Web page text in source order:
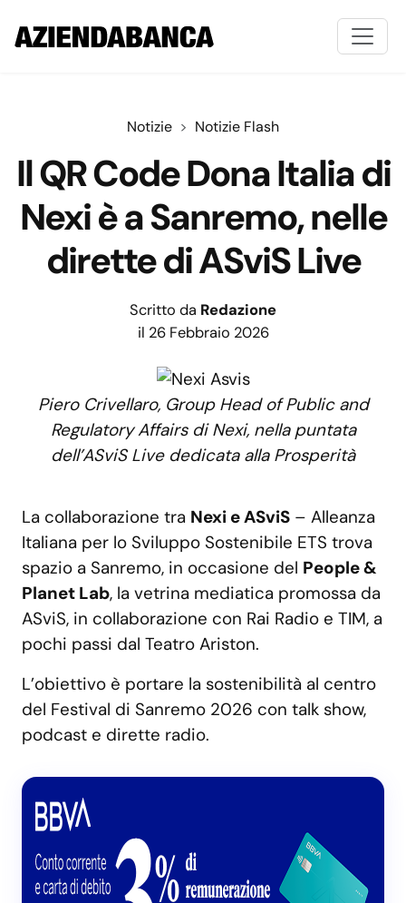
Notizie Notizie Flash
Il QR Code Dona Italia di
Nexi è a Sanremo, nelle
dirette di ASviS Live
Scritto da Redazione
il 26 Febbraio 2026
Piero Crivellaro, Group Head of Public and
Regulatory Affairs di Nexi, nella puntata
dell’ASviS Live dedicata alla Prosperità
La collaborazione tra Nexi e ASviS – Alleanza
Italiana per lo Sviluppo Sostenibile ETS trova
spazio a Sanremo, in occasione del People &
Planet Lab, la vetrina mediatica promossa da
ASviS, in collaborazione con Rai Radio e TIM, a
pochi passi dal Teatro Ariston.
L’obiettivo è portare la sostenibilità al centro
del Festival di Sanremo 2026 con talk show,
podcast e dirette radio.